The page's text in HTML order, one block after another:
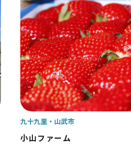
小山ファーム
九十九里 山武市